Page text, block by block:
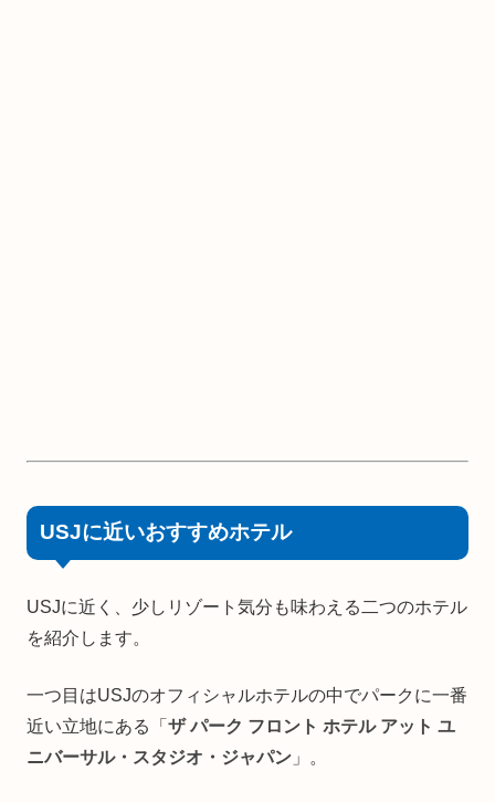
USJに近いおすすめホテル
USJに近く、少しリゾート気分も味わえる二つのホテル
を紹介します。
一つ目はUSJのオフィシャルホテルの中でパークに一番
近い立地にある「 ザ パーク フロント ホテル アット ユ
ニバーサル・スタジオ・ジャパン 」。